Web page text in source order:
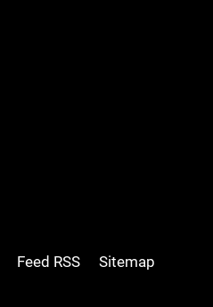
Feed RSS Sitemap